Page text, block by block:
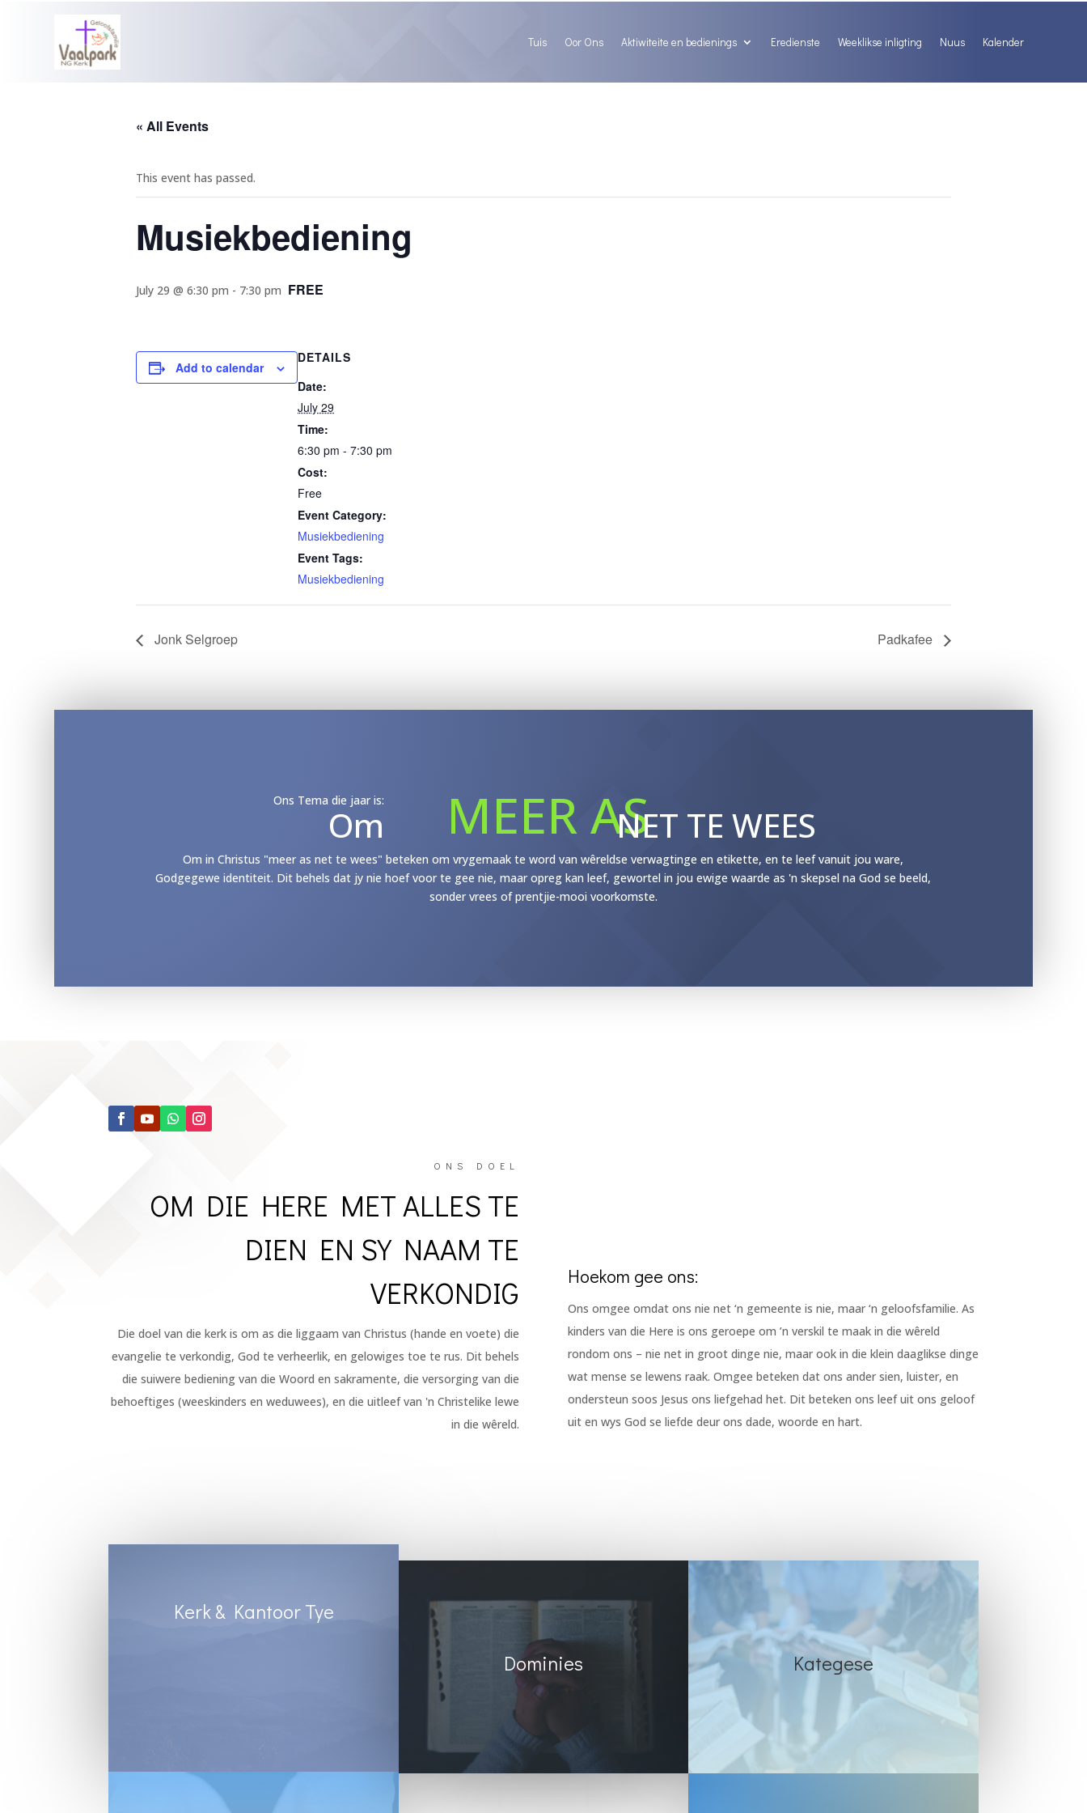
Tuis Oor Ons Aktiwiteite en bedienings Eredienste Weeklikse inligting Nuus Kalender
« All Events
This event has passed.
Musiekbediening
July 29 @ 6:30 pm - 7:30 pm FREE
Add to calendar
DETAILS
Date:
July 29
Time:
6:30 pm - 7:30 pm
Cost:
Free
Event Category:
Musiekbediening
Event Tags:
Musiekbediening
Jonk Selgroep Padkafee
Ons Tema die jaar is:
Om MEER ASNET TE WEES
Om in Christus "meer as net te wees" beteken om vrygemaak te word van wêreldse verwagtinge en etikette, en te leef vanuit jou ware,
Godgegewe identiteit. Dit behels dat jy nie hoef voor te gee nie, maar opreg kan leef, gewortel in jou ewige waarde as 'n skepsel na God se beeld,
sonder vrees of prentjie-mooi voorkomste.
ONS DOEL
OM DIE HERE MET ALLES TE
DIEN EN SY NAAM TE
VERKONDIG
Die doel van die kerk is om as die liggaam van Christus (hande en voete) die
evangelie te verkondig, God te verheerlik, en gelowiges toe te rus. Dit behels
die suiwere bediening van die Woord en sakramente, die versorging van die
behoeftiges (weeskinders en weduwees), en die uitleef van 'n Christelike lewe
in die wêreld.
Hoekom gee ons:
Ons omgee omdat ons nie net ‘n gemeente is nie, maar ‘n geloofsfamilie. As
kinders van die Here is ons geroepe om ’n verskil te maak in die wêreld
rondom ons – nie net in groot dinge nie, maar ook in die klein daaglikse dinge
wat mense se lewens raak. Omgee beteken dat ons ander sien, luister, en
ondersteun soos Jesus ons liefgehad het. Dit beteken ons leef uit ons geloof
uit en wys God se liefde deur ons dade, woorde en hart.
Kerk & Kantoor Tye
Dominies Kategese